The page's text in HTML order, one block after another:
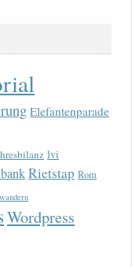
Elefantenparade
lvi
Rietstap Rom
wandern
Wordpress